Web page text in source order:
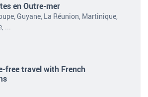
en Outre-mer
Guyane, La Réunion, Martinique,
...
free travel with French